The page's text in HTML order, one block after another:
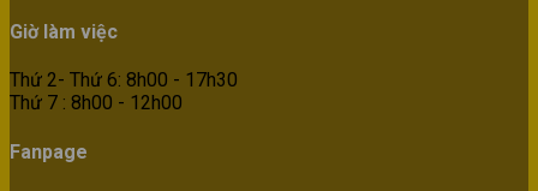
Giờ làm việc
Thứ 2- Thứ 6: 8h00 - 17h30
Thứ 7 : 8h00 - 12h00
Fanpage